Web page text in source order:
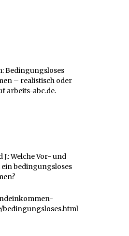
Bedingungsloses
– realistisch oder
arbeits-abc.de.
Welche Vor- und
ein bedingungsloses
bedingungsloses.html